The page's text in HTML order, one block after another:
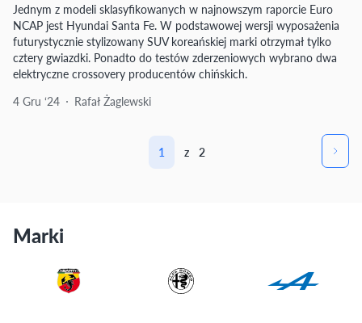
Jednym z modeli sklasyfikowanych w najnowszym raporcie Euro
NCAP jest Hyundai Santa Fe. W podstawowej wersji wyposażenia
futurystycznie stylizowany SUV koreańskiej marki otrzymał tylko
cztery gwiazdki. Ponadto do testów zderzeniowych wybrano dwa
elektryczne crossovery producentów chińskich.
4 Gru ‘24
Rafał Żaglewski
1 z 2
Marki